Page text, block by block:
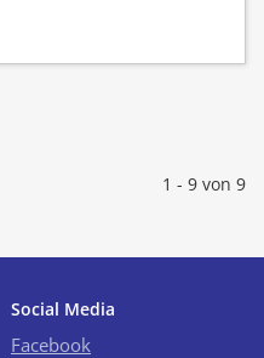
1 - 9 von 9
Social Media
Facebook